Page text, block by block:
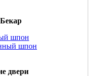
шпон
шпон
двери